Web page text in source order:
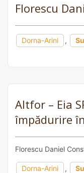
Florescu
Dorna-Arini ,
Altfor – Eia
împădurire
Florescu Daniel
Dorna-Arini ,